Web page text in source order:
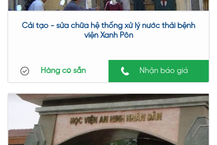
Cải tạo - sửa chữa hệ thống xử lý nước thải bệnh
viện Xanh Pôn
Hàng có sẵn Nhận báo giá